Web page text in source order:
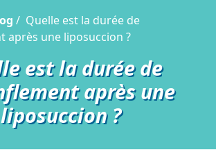
Quelle est la durée de
après une liposuccion ?
est la durée de
après une
liposuccion ?